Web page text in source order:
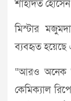
শাহাদত হোসেন
মিস্টার
ব্যবহৃত হয়েছে
“আরও অনেক
কেমিক্যাল